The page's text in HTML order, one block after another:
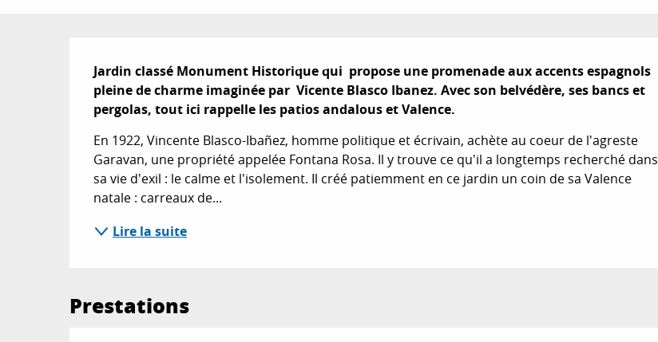
Description
Jardin classé Monument Historique qui  propose une promenade aux accents espagnols
pleine de charme imaginée par  Vicente Blasco Ibanez. Avec son belvédère, ses bancs et
pergolas, tout ici rappelle les patios andalous et Valence.
En 1922, Vincente Blasco-Ibañez, homme politique et écrivain, achète au coeur de l'agreste
Garavan, une propriété appelée Fontana Rosa. Il y trouve ce qu'il a longtemps recherché dans
sa vie d'exil : le calme et l'isolement. Il créé patiemment en ce jardin un coin de sa Valence
natale : carreaux de...
Lire la suite
Prestations